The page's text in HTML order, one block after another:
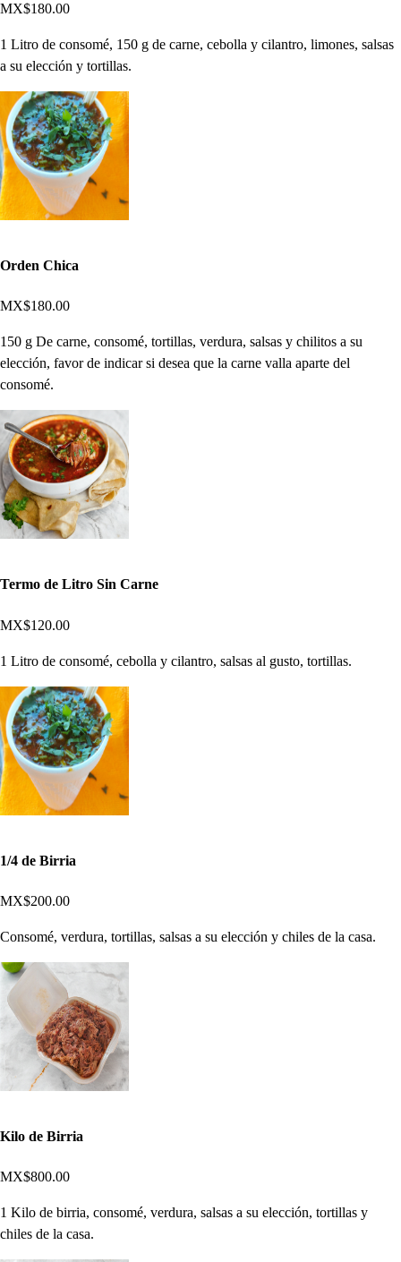
MX$180.00
1 Litro de consomé, 150 g de carne, cebolla y cilantro, limones, salsas
a su elección y tortillas.
Orden Chica
MX$180.00
150 g De carne, consomé, tortillas, verdura, salsas y chilitos a su
elección, favor de indicar si desea que la carne valla aparte del
consomé.
Termo de Litro Sin Carne
MX$120.00
1 Litro de consomé, cebolla y cilantro, salsas al gusto, tortillas.
1/4 de Birria
MX$200.00
Consomé, verdura, tortillas, salsas a su elección y chiles de la casa.
Kilo de Birria
MX$800.00
1 Kilo de birria, consomé, verdura, salsas a su elección, tortillas y
chiles de la casa.